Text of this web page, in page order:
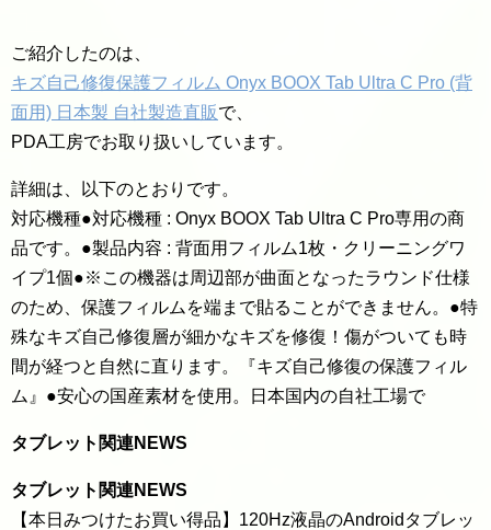
ご紹介したのは、
キズ自己修復保護フィルム Onyx BOOX Tab Ultra C Pro (背
面用) 日本製 自社製造直販で、
PDA工房でお取り扱いしています。
詳細は、以下のとおりです。
対応機種●対応機種 : Onyx BOOX Tab Ultra C Pro専用の商
品です。●製品内容 : 背面用フィルム1枚・クリーニングワ
イプ1個●※この機器は周辺部が曲面となったラウンド仕様
のため、保護フィルムを端まで貼ることができません。●特
殊なキズ自己修復層が細かなキズを修復！傷がついても時
間が経つと自然に直ります。『キズ自己修復の保護フィル
ム』●安心の国産素材を使用。日本国内の自社工場で
タブレット関連NEWS
タブレット関連NEWS
【本日みつけたお買い得品】120Hz液晶のAndroidタブレッ